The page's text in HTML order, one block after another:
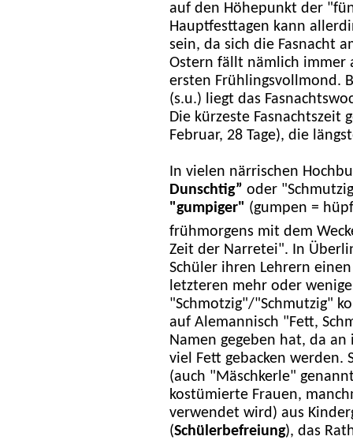
auf den Höhepunkt der
Hauptfesttagen kann
sein, da sich die Fasnacht
Ostern fällt nämlich immer
ersten Frühlingsvollmond.
(s.u.) liegt das
Die kürzeste Fasnachtszeit
Februar, 28 Tage), die
In vielen närrischen
Dunschtig” oder
"gumpiger" (gumpen =
frühmorgens mit dem
Zeit der Narretei". In
Schüler ihren Lehrern
letzteren mehr oder
"Schmotzig"/"Schmutzig"
auf Alemannisch "Fett,
Namen gegeben hat, da
viel Fett gebacken werden.
(auch "Mäschkerle"
kostümierte Frauen,
verwendet wird) aus
(Schülerbefreiung), das